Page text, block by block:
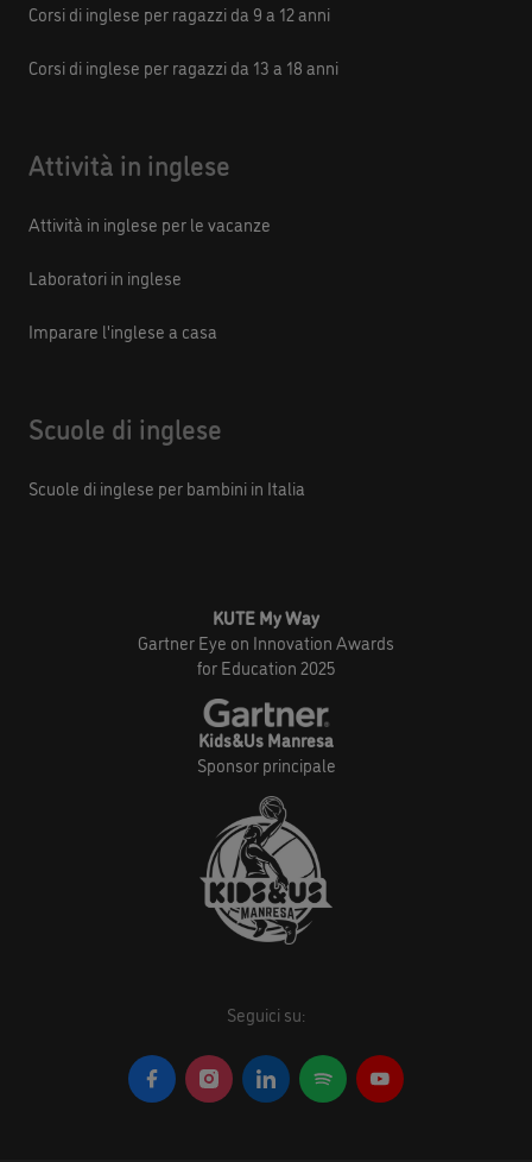
Corsi di inglese per ragazzi da 9 a 12 anni
Corsi di inglese per ragazzi da 13 a 18 anni
Attività in inglese
Attività in inglese per le vacanze
Laboratori in inglese
Imparare l'inglese a casa
Scuole di inglese
Scuole di inglese per bambini in Italia
KUTE My Way
Gartner Eye on Innovation Awards
for Education 2025
Kids&Us Manresa
Sponsor principale
Seguici su: